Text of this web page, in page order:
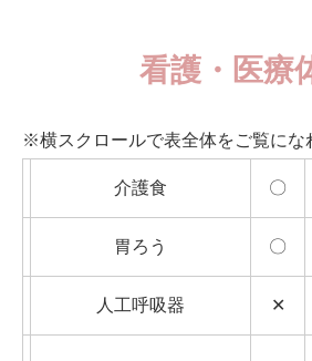
看護・医療
※横スクロールで表全体をご覧にな
介護食 〇
胃ろう 〇
人工呼吸器 ✕